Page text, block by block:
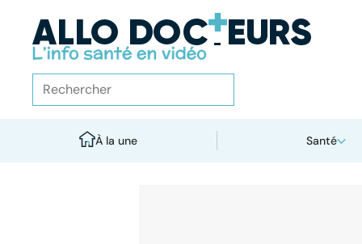
À la une Santé